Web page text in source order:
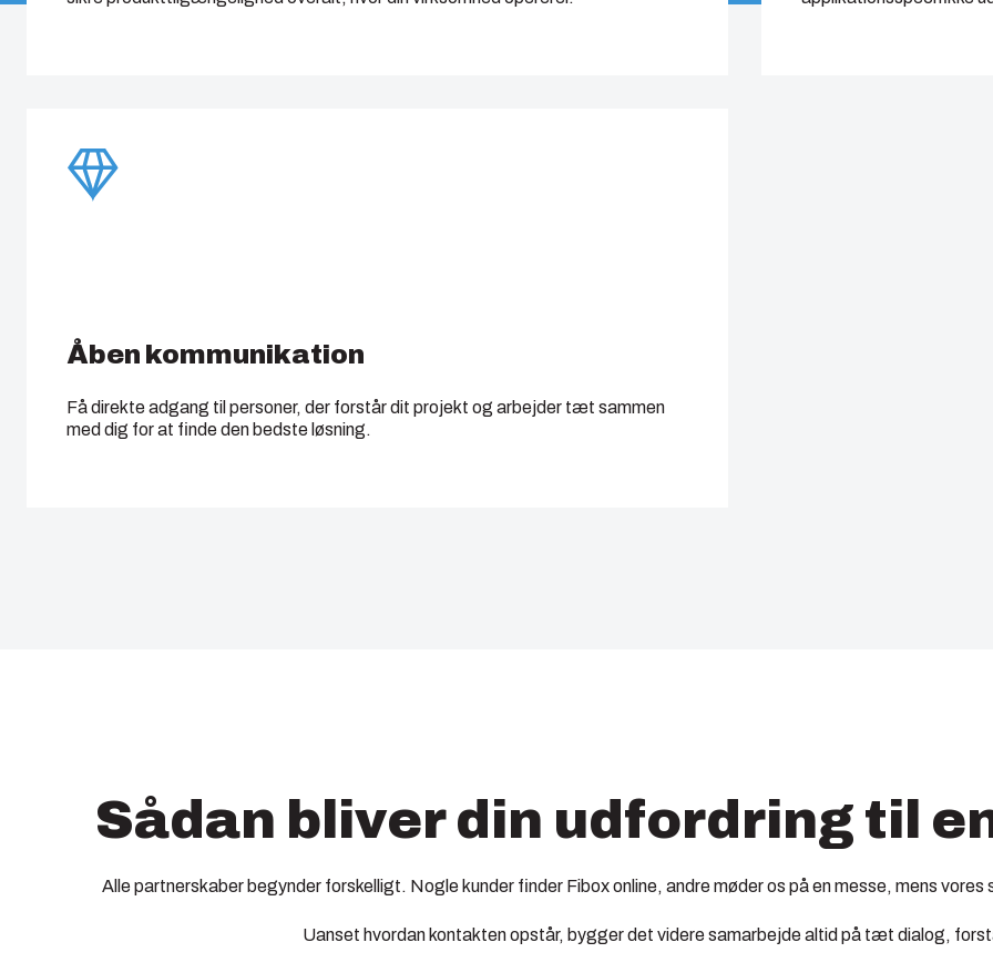
Åben kommunikation
Få direkte adgang til personer, der forstår dit projekt og arbejder tæt sammen
med dig for at finde den bedste løsning.
Sådan bliver din udfordring til
Alle partnerskaber begynder forskelligt. Nogle kunder finder Fibox online, andre møder os på en messe, mens
Uanset hvordan kontakten opstår, bygger det videre samarbejde altid på tæt dialog,